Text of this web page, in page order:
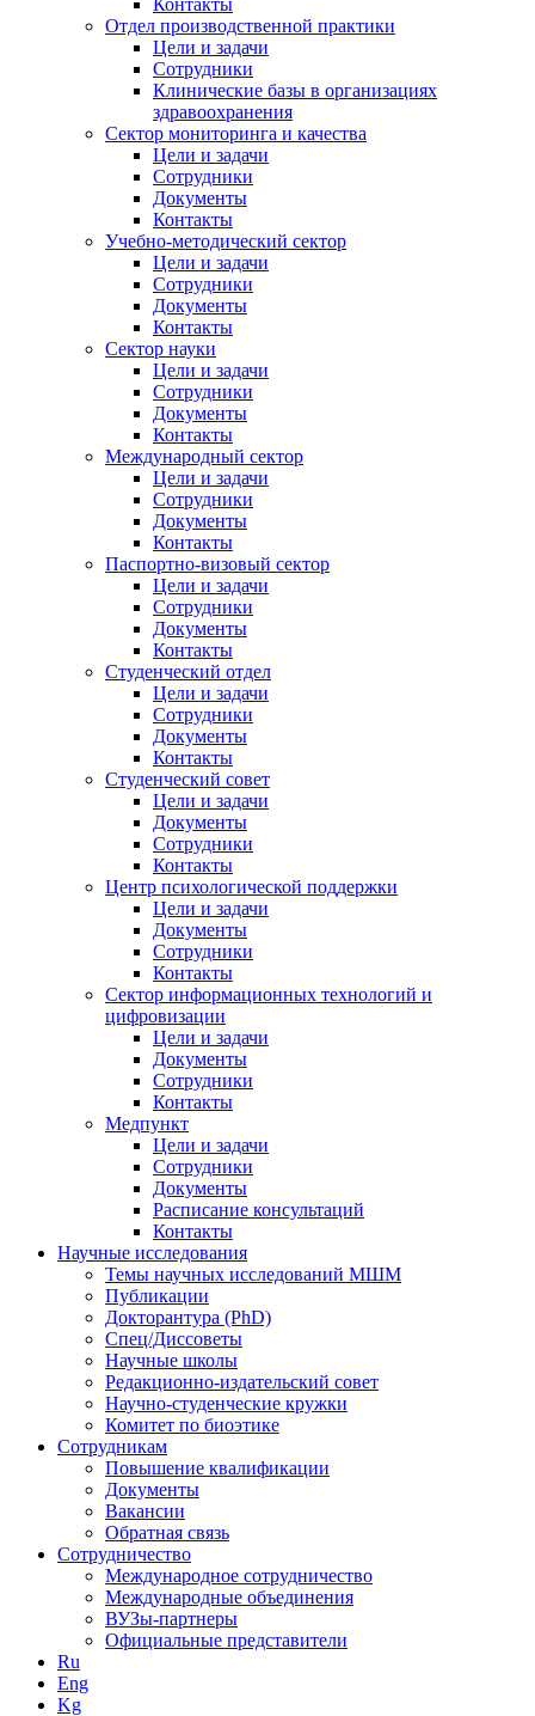
Контакты
Отдел производственной практики
Цели и задачи
Сотрудники
Клинические базы в организациях
здравоохранения
Сектор мониторинга и качества
Цели и задачи
Сотрудники
Документы
Контакты
Учебно-методический сектор
Цели и задачи
Сотрудники
Документы
Контакты
Сектор науки
Цели и задачи
Сотрудники
Документы
Контакты
Международный сектор
Цели и задачи
Сотрудники
Документы
Контакты
Паспортно-визовый сектор
Цели и задачи
Сотрудники
Документы
Контакты
Студенческий отдел
Цели и задачи
Сотрудники
Документы
Контакты
Студенческий совет
Цели и задачи
Документы
Сотрудники
Контакты
Центр психологической поддержки
Цели и задачи
Документы
Сотрудники
Контакты
Сектор информационных технологий и
цифровизации
Цели и задачи
Документы
Сотрудники
Контакты
Медпункт
Цели и задачи
Сотрудники
Документы
Расписание консультаций
Контакты
Научные исследования
Темы научных исследований МШМ
Публикации
Докторантура (PhD)
Спец/Диссоветы
Научные школы
Редакционно-издательский совет
Научно-студенческие кружки
Комитет по биоэтике
Сотрудникам
Повышение квалификации
Документы
Вакансии
Обратная связь
Сотрудничество
Международное сотрудничество
Международные объединения
ВУЗы-партнеры
Официальные представители
Ru
Eng
Kg